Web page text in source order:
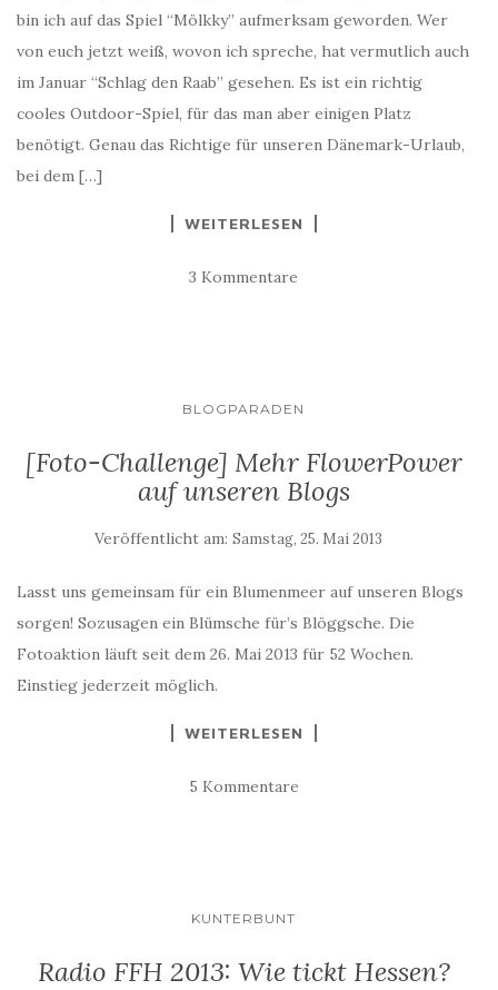
bin ich auf das Spiel “Mölkky” aufmerksam geworden. Wer
von euch jetzt weiß, wovon ich spreche, hat vermutlich auch
im Januar “Schlag den Raab” gesehen. Es ist ein richtig
cooles Outdoor-Spiel, für das man aber einigen Platz
benötigt. Genau das Richtige für unseren Dänemark-Urlaub,
bei dem […]
WEITERLESEN
3 Kommentare
BLOGPARADEN
[Foto-Challenge] Mehr FlowerPower
auf unseren Blogs
Veröffentlicht am: Samstag, 25. Mai 2013
Lasst uns gemeinsam für ein Blumenmeer auf unseren Blogs
sorgen! Sozusagen ein Blümsche für’s Blöggsche. Die
Fotoaktion läuft seit dem 26. Mai 2013 für 52 Wochen.
Einstieg jederzeit möglich.
WEITERLESEN
5 Kommentare
KUNTERBUNT
Radio FFH 2013: Wie tickt Hessen?